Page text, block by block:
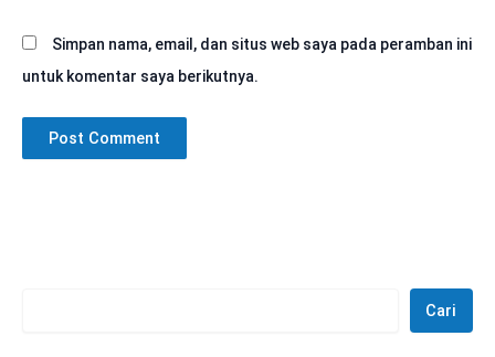
Simpan nama, email, dan situs web saya pada peramban ini
untuk komentar saya berikutnya.
Cari